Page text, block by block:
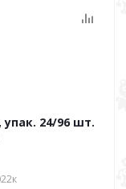
упак. 24/96 шт.